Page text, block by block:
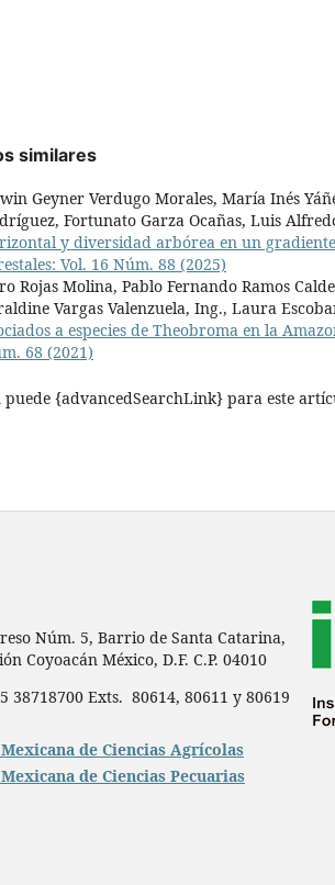
similares
Geyner Verdugo Morales, María Inés
Fortunato Garza Ocañas, Luis
y diversidad arbórea en un
Vol. 16 Núm. 88 (2025)
Rojas Molina, Pablo Fernando Ramos
Vargas Valenzuela, Ing., Laura
a especies de Theobroma en la
68 (2021)
puede {advancedSearchLink} para este
Núm. 5, Barrio de Santa Catarina,
Coyoacán México, D.F. C.P. 04010
38718700 Exts. 80614, 80611 y 80619
de Ciencias Agrícolas
de Ciencias Pecuarias